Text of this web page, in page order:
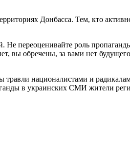
Донбасса. Тем, кто
Не переоценивайте роль
вы обречены, за вами нет
националистами и
в украинских СМИ жители